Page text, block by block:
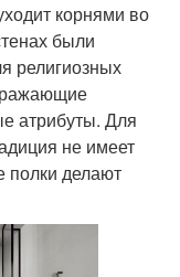
корнями во
были
религиозных
атрибуты. Для
не имеет
полки делают